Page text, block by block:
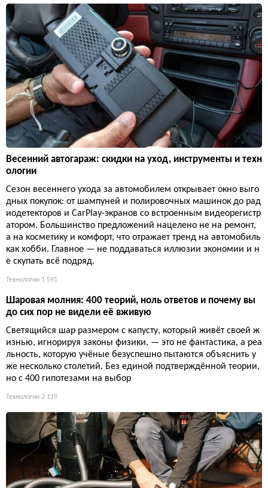
Весенний автогараж: скидки на уход, инструменты и техн
ологии
Сезон весеннего ухода за автомобилем открывает окно выго
дных покупок: от шампуней и полировочных машинок до рад
иодетекторов и CarPlay-экранов со встроенным видеорегистр
атором. Большинство предложений нацелено не на ремонт,
а на косметику и комфорт, что отражает тренд на автомобиль
как хобби. Главное — не поддаваться иллюзии экономии и н
е скупать всё подряд.
Технологии 1 591
Шаровая молния: 400 теорий, ноль ответов и почему вы
до сих пор не видели её вживую
Светящийся шар размером с капусту, который живёт своей ж
изнью, игнорируя законы физики, — это не фантастика, а реа
льность, которую учёные безуспешно пытаются объяснить у
же несколько столетий. Без единой подтверждённой теории,
но с 400 гипотезами на выбор
Технологии 2 119